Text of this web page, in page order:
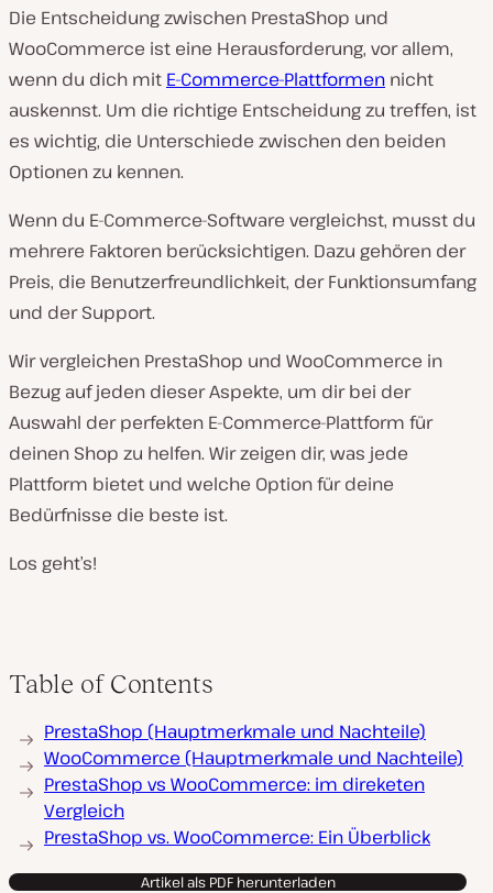
Die Entscheidung zwischen PrestaShop und
WooCommerce ist eine Herausforderung, vor allem,
wenn du dich mit E-Commerce-Plattformen nicht
auskennst. Um die richtige Entscheidung zu treffen, ist
es wichtig, die Unterschiede zwischen den beiden
Optionen zu kennen.
Wenn du E-Commerce-Software vergleichst, musst du
mehrere Faktoren berücksichtigen. Dazu gehören der
Preis, die Benutzerfreundlichkeit, der Funktionsumfang
und der Support.
Wir vergleichen PrestaShop und WooCommerce in
Bezug auf jeden dieser Aspekte, um dir bei der
Auswahl der perfekten E-Commerce-Plattform für
deinen Shop zu helfen. Wir zeigen dir, was jede
Plattform bietet und welche Option für deine
Bedürfnisse die beste ist.
Los geht’s!
Table of Contents
PrestaShop (Hauptmerkmale und Nachteile)
WooCommerce (Hauptmerkmale und Nachteile)
PrestaShop vs WooCommerce: im direketen
Vergleich
PrestaShop vs. WooCommerce: Ein Überblick
Artikel als PDF herunterladen